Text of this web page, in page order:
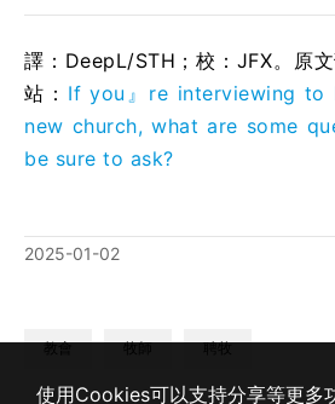
譯：DeepL/STH；校： JFX。原
站： If you』re interviewing
new church, what are some
be sure to ask?
2025-01-02
教會 牧師 聘牧
使用Cookies可以支持分享等更多